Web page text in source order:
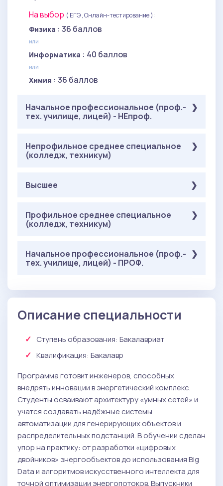
На выбор ( ЕГЭ , Онлайн-тестирование ):
Физика : 36 баллов
или
Информатика : 40 баллов
или
Химия : 36 баллов
Начальное профессиональное (проф.-
тех. училище, лицей) - НЕпроф.
Обязательные ( ЕГЭ ):
Математика: 27 баллов
На выбор
или
Информатика: 40 баллов
Химия: 36 баллов
Непрофильное среднее специальное
(колледж, техникум)
Обязательные
Русский язык
Физика в профессиональной деятельности
: 40 баллов
На выбор ( ЕГЭ ):
Физика: 36 баллов
Информатика: 40 баллов
Химия: 36 баллов
Высшее
Обязательные( Онлайн-тестирование ):
Русский язык: 36 баллов
деятельности
: 40 баллов
Физика в профессиональной деятельности
: 40 баллов
Профильное среднее специальное
(колледж, техникум)
Обязательные( Онлайн-тестирование ):
Русский язык : 36 баллов
деятельности: 40 баллов
Начальное профессиональное (проф.-
тех. училище, лицей) - ПРОФ.
Обязательные( Онлайн-тестирование ):
Математика в профессиональной
Физика в профессиональной деятельности
Описание специальности
Ступень образования: Бакалавриат
Квалификация: Бакалавр
Программа готовит инженеров, способных
внедрять инновации в энергетический комплекс.
Студенты осваивают архитектуру «умных сетей» и
учатся создавать надёжные системы
автоматизации для генерирующих объектов и
распределительных подстанций. В обучении сделан
упор на практику: от разработки «цифровых
двойников» энергообъектов до использования Big
Data и алгоритмов искусственного интеллекта для
точной оптимизации энергопотоков. Выпускники